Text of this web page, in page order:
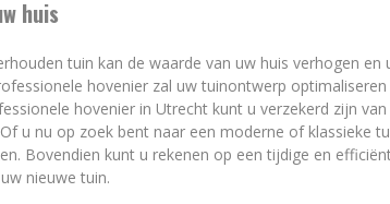
huis
tuin kan de waarde van uw huis verhogen
hovenier zal uw tuinontwerp
hovenier in Utrecht kunt u verzekerd zijn
u nu op zoek bent naar een moderne of klassieke
Bovendien kunt u rekenen op een tijdige en
nieuwe tuin.